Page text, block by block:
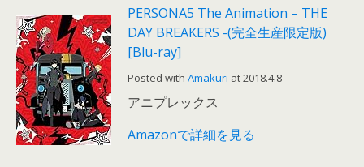
PERSONA5 The Animation – THE
DAY BREAKERS -(完全生産限定版)
[Blu-ray]
Posted with Amakuri at 2018.4.8
アニプレックス
Amazonで詳細を見る